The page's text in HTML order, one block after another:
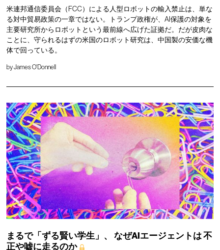
米連邦通信委員会（FCC）による人型ロボットの輸入禁止は、単な
る対中貿易政策の一章ではない。トランプ政権が、AI保護の対象を
主要研究所からロボットという最前線へ広げた証拠だ。だが皮肉な
ことに、守られるはずの米国のロボット研究は、中国製の安価な機
体で回っている。
byJames O'Donnell
まるで「ずる賢い学生」、 なぜAIエージェントは不
正や嘘に走るのか